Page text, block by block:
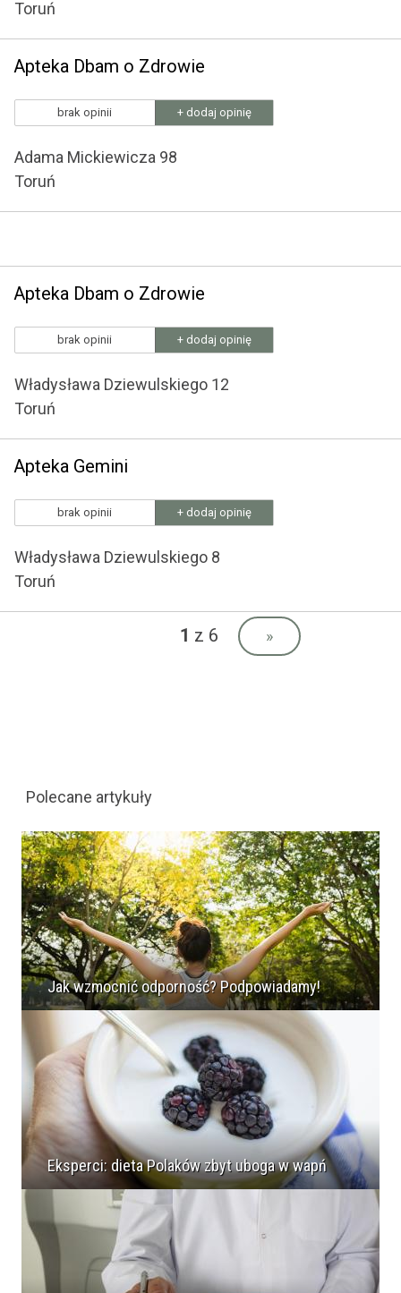
Toruń
Apteka Dbam o Zdrowie
brak opinii + dodaj opinię
Adama Mickiewicza 98
Toruń
Apteka Dbam o Zdrowie
brak opinii + dodaj opinię
Władysława Dziewulskiego 12
Toruń
Apteka Gemini
brak opinii + dodaj opinię
Władysława Dziewulskiego 8
Toruń
1 z 6 »
Polecane artykuły
Jak wzmocnić odporność? Podpowiadamy!
Eksperci: dieta Polaków zbyt uboga w wapń